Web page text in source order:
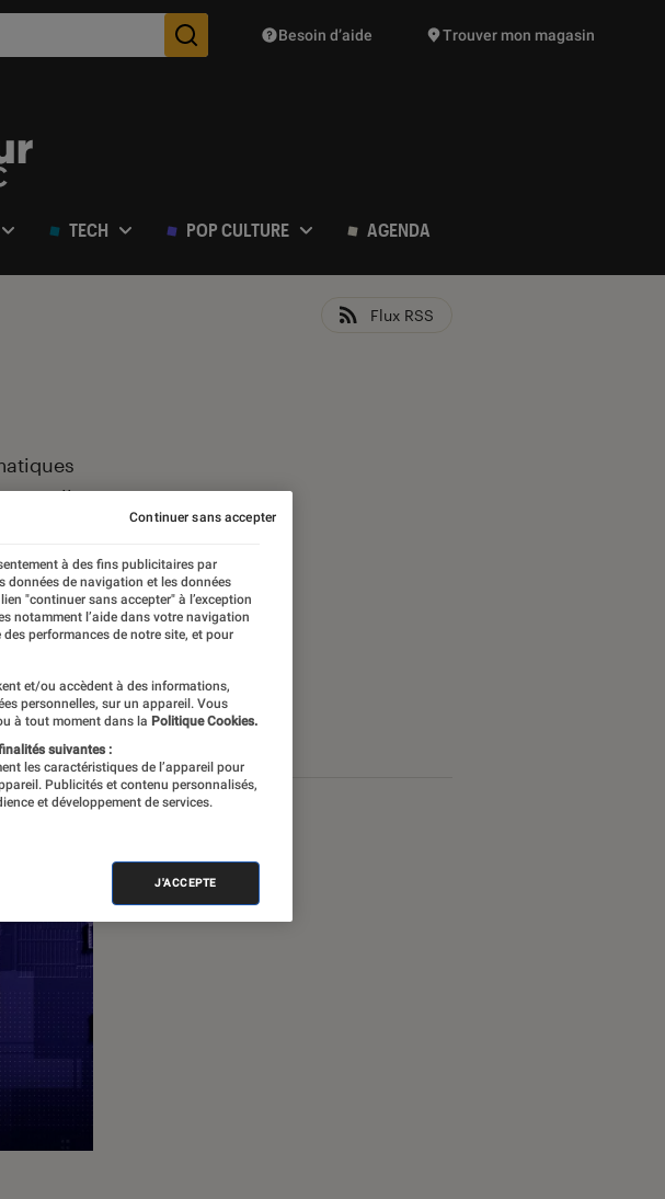
Des suggestions de produits vont vous être proposées
Besoin d’aide Trouver mon magasin
TECH POP CULTURE AGENDA
Flux RSS
à des fins publicitaires par
données de navigation et les données
"continuer sans accepter" à l’exception
notamment l’aide dans votre navigation
performances de notre site, et pour
et/ou accèdent à des informations,
personnelles, sur un appareil. Vous
à tout moment dans la Politique Cookies.
suivantes :
les caractéristiques de l’appareil pour
Publicités et contenu personnalisés,
et développement de services.
J'ACCEPTE
Continuer sans accepter